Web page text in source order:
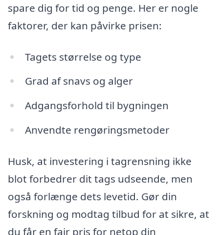
spare dig for tid og penge. Her er nogle
faktorer, der kan påvirke prisen:
Tagets størrelse og type
Grad af snavs og alger
Adgangsforhold til bygningen
Anvendte rengøringsmetoder
Husk, at investering i tagrensning ikke
blot forbedrer dit tags udseende, men
også forlænge dets levetid. Gør din
forskning og modtag tilbud for at sikre, at
du får en fair pris for netop din